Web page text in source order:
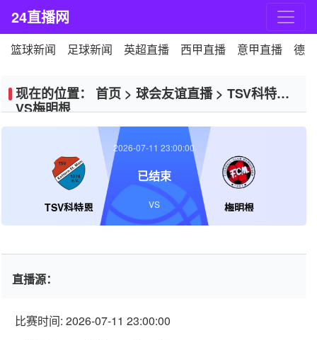
24直播网
篮球新闻 足球新闻 英超直播 西甲直播 意甲直播 德
现在的位置： 首页 > 球会友谊直播> TSV科特恩
VS梅明根
TSV科特恩 梅明根
2026-07-11 23:00:00
已结束
VS
直播源：
比赛时间: 2026-07-11 23:00:00